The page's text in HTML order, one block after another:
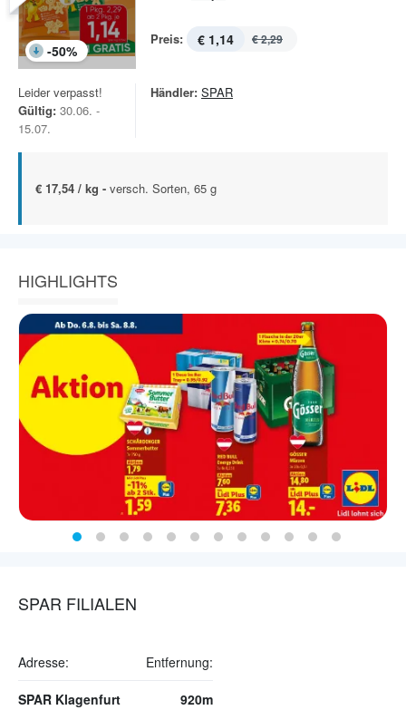
-50%
Preis: € 1,14 € 2,29
Leider verpasst!
Gültig: 30.06. -
15.07.
Händler: SPAR
€ 17,54 / kg - versch. Sorten, 65 g
HIGHLIGHTS
SPAR FILIALEN
Adresse: Entfernung:
SPAR Klagenfurt 920m